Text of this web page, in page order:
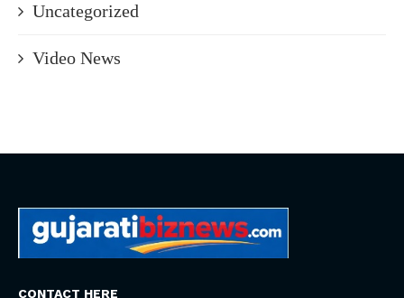
Uncategorized
Video News
CONTACT HERE